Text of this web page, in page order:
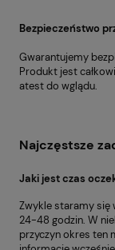
Bezpieczeństwo
Gwarantujemy
Produkt jest
atest do wglądu.
Najczęstsze
Jaki jest czas
Zwykle staramy się
24-48 godzin. W
przyczyn okres ten